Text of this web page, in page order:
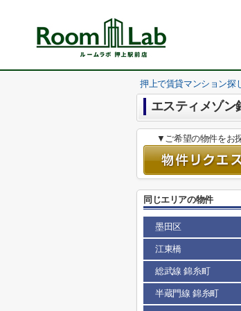
押上で賃貸マンション探
エスティメゾン
▼ご希望の物件をお
同じエリアの物件
墨田区
江東橋
総武線 錦糸町
半蔵門線 錦糸町